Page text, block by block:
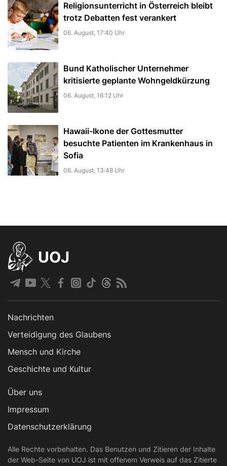
Religionsunterricht in Österreich bleibt
trotz Debatten fest verankert
06. August, 17:40 Uhr
Bund Katholischer Unternehmer
kritisierte geplante Wohngeldkürzung
06. August, 16:12 Uhr
Hawaii-Ikone der Gottesmutter
besuchte Patienten im Krankenhaus in
Sofia
06. August, 13:48 Uhr
UOJ
Nachrichten
Verteidigung des Glaubens
Mensch und Kirche
Geschichte und Kultur
Über uns
Impressum
Datenschutzerklärung
Alle Rechte vorbehalten. Das Benutzen und Zitieren der Inhalte
der Web-Seite von UOJ ist mit offenem Verweis auf das Zitierte